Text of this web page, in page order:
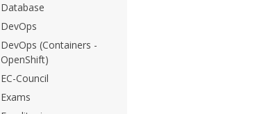
Database
DevOps
DevOps (Containers -
OpenShift)
EC-Council
Exams